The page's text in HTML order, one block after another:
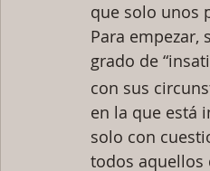
que solo unos
Para empezar,
grado de
con sus
en la que está
solo con
todos aquellos